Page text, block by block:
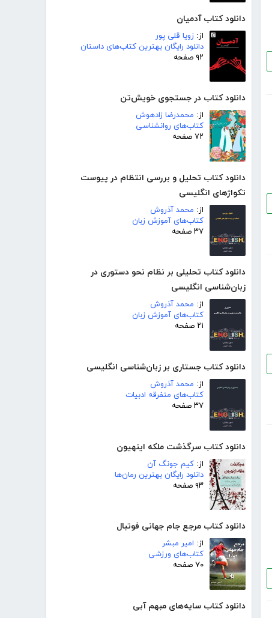
دانلود کتاب آدمیان
از: زویا قلی پور
دانلود رایگان بهترین کتاب‌های داستان
۹۲ صفحه
دانلود کتاب در جستجوی خویش‌تن
از: محمدرضا زادهوش
کتاب‌های روانشناسی
۷۲ صفحه
دانلود کتاب تحلیل و بررسی انتظام در پیوست
تکواژهای انگلیسی
از: محمد آذروش
کتاب‌های آموزش زبان
۳۷ صفحه
دانلود کتاب تحلیلی بر نظام نحو دستوری در
زبان‌شناسی انگلیسی
از: محمد آذروش
کتاب‌های آموزش زبان
۲۱ صفحه
دانلود کتاب جستاری بر زبان‌شناسی انگلیسی
از: محمد آذروش
کتاب‌های متفرقه ادبیات
۳۷ صفحه
دانلود کتاب سرگذشت ملکه اینهیون
از: کیم جونگ آن
دانلود رایگان بهترین رمان‌ها
۹۳ صفحه
دانلود کتاب مرجع جام جهانی فوتبال
از: امیر مبشر
کتاب‌های ورزشی
۷۰ صفحه
دانلود کتاب سایه‌های مبهم آبی